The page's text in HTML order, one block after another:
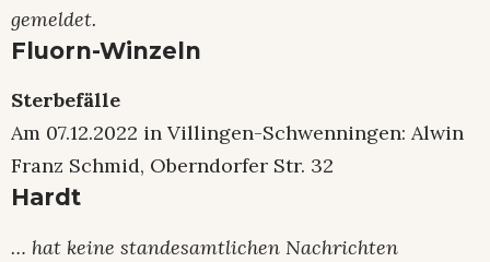
gemeldet.
Fluorn-Winzeln
Sterbefälle
Am 07.12.2022 in Villingen-Schwenningen: Alwin
Franz Schmid, Oberndorfer Str. 32
Hardt
… hat keine standesamtlichen Nachrichten